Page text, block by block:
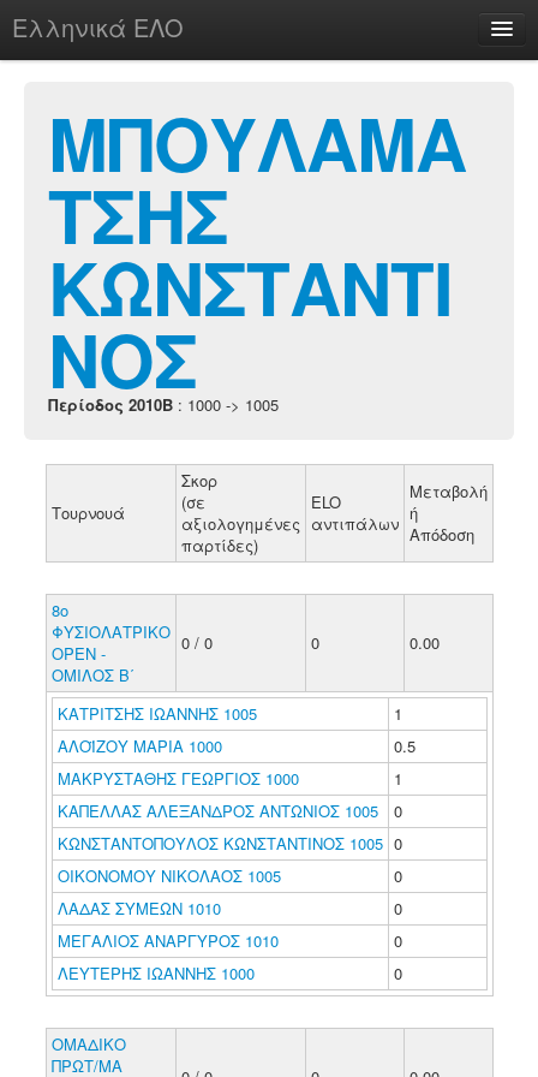
Ελληνικά ΕΛΟ
chesstu.be @ discord
Login
ΜΠΟΥΛΑΜΑ
ΤΣΗΣ
ΚΩΝΣΤΑΝΤΙ
ΝΟΣ
Περίοδος 2010B : 1000 -> 1005
Τουρνουά
Σκορ
(σε
αξιολογημένες
παρτίδες)
ELO
αντιπάλων
Μεταβολή
ή
Απόδοση
8ο
ΦΥΣΙΟΛΑΤΡΙΚΟ
ΟΡΕΝ -
ΟΜΙΛΟΣ Β΄
0 / 0 0 0.00
ΚΑΤΡΙΤΣΗΣ ΙΩΑΝΝΗΣ 1005
1
ΑΛΟΪΖΟΥ ΜΑΡΙΑ 1000
0.5
ΜΑΚΡΥΣΤΑΘΗΣ ΓΕΩΡΓΙΟΣ 1000
1
ΚΑΠΕΛΛΑΣ ΑΛΕΞΑΝΔΡΟΣ ΑΝΤΩΝΙΟΣ 1005
0
ΚΩΝΣΤΑΝΤΟΠΟΥΛΟΣ ΚΩΝΣΤΑΝΤΙΝΟΣ 1005 0
ΟΙΚΟΝΟΜΟΥ ΝΙΚΟΛΑΟΣ 1005
0
ΛΑΔΑΣ ΣΥΜΕΩΝ 1010
0
ΜΕΓΑΛΙΟΣ ΑΝΑΡΓΥΡΟΣ 1010
0
ΛΕΥΤΕΡΗΣ ΙΩΑΝΝΗΣ 1000
0
ΟΜΑΔΙΚΟ
ΠΡΩΤ/ΜΑ